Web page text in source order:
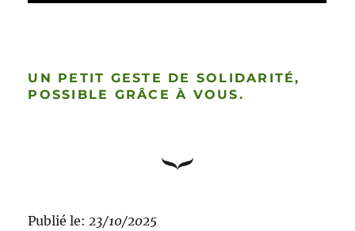
UN PETIT GESTE DE SOLIDARITÉ,
POSSIBLE GRÂCE À VOUS.
Publié le:23/10/2025